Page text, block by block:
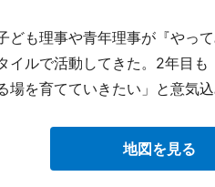
も理事や青年理事が『やっ
イルで活動してきた。2年目
を育てていきたい」と意気込
地図を見る